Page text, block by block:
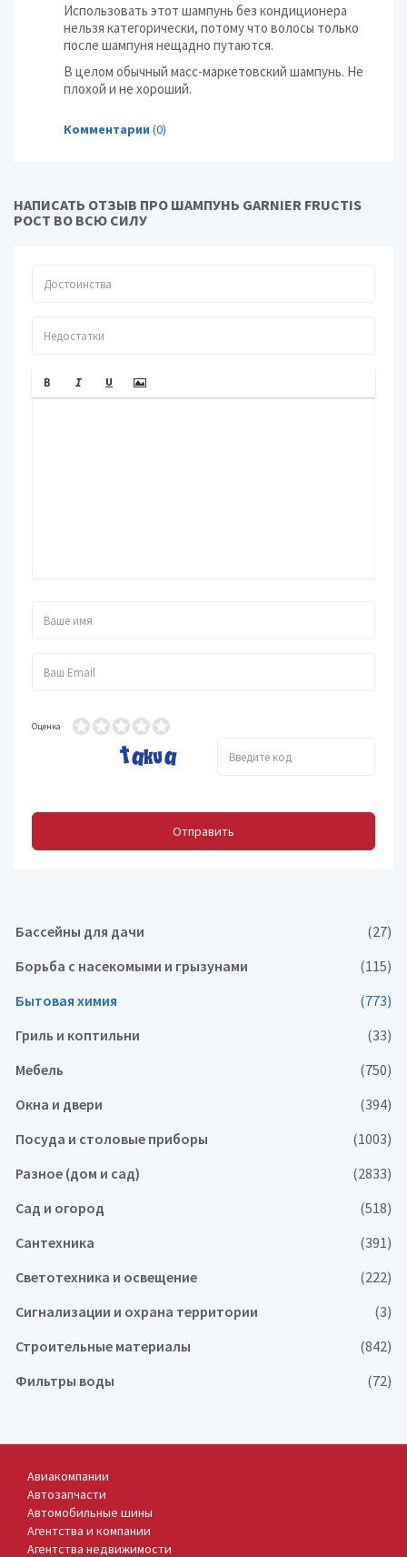
Использовать этот шампунь без кондиционера
нельзя категорически, потому что волосы только
после шампуня нещадно путаются.
В целом обычный масс-маркетовский шампунь. Не
плохой и не хороший.
Комментарии (0)
НАПИСАТЬ ОТЗЫВ ПРО ШАМПУНЬ GARNIER FRUCTIS
РОСТ ВО ВСЮ СИЛУ
Оценка
Отправить
Бассейны для дачи
(27)
Борьба с насекомыми и грызунами
(115)
Бытовая химия
(773)
Гриль и коптильни
(33)
Мебель
(750)
Окна и двери
(394)
Посуда и столовые приборы
(1003)
Разное (дом и сад)
(2833)
Сад и огород
(518)
Сантехника
(391)
Светотехника и освещение
(222)
Сигнализации и охрана территории
(3)
Строительные материалы
(842)
Фильтры воды
(72)
Авиакомпании
Автозапчасти
Автомобильные шины
Агентства и компании
Агентства недвижимости